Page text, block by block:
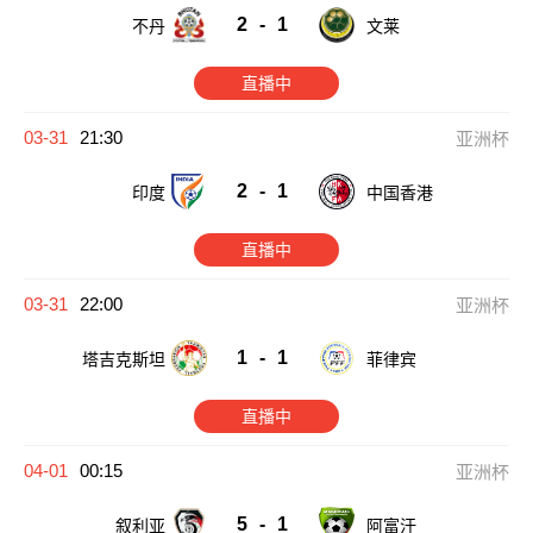
不丹 2 - 1 文莱
直播中
03-31 21:30 亚洲杯
印度 2 - 1 中国香港
直播中
03-31 22:00 亚洲杯
塔吉克斯坦 1 - 1 菲律宾
直播中
04-01 00:15 亚洲杯
叙利亚 5 - 1 阿富汗